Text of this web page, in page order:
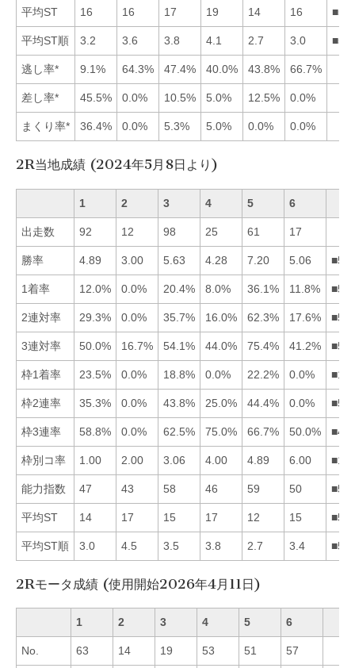
平均ST 16 16 17 19 14 16
平均ST順 3.2 3.6 3.8 4.1 2.7 3.0
逃し率* 9.1% 64.3% 47.4% 40.0% 43.8% 66.7%
差し率* 45.5% 0.0% 10.5% 5.0% 12.5% 0.0%
まくり率* 36.4% 0.0% 5.3% 5.0% 0.0% 0.0%
2R当地成績 (2024年5月8日より)
1 2 3 4 5 6
出走数 92 12 98 25 61 17
勝率 4.89 3.00 5.63 4.28 7.20 5.06
1着率 12.0% 0.0% 20.4% 8.0% 36.1% 11.8%
2連対率 29.3% 0.0% 35.7% 16.0% 62.3% 17.6%
3連対率 50.0% 16.7% 54.1% 44.0% 75.4% 41.2%
枠1着率 23.5% 0.0% 18.8% 0.0% 22.2% 0.0%
枠2連率 35.3% 0.0% 43.8% 25.0% 44.4% 0.0%
枠3連率 58.8% 0.0% 62.5% 75.0% 66.7% 50.0%
枠別コ率 1.00 2.00 3.06 4.00 4.89 6.00
能力指数 47 43 58 46 59 50
平均ST 14 17 15 17 12 15
平均ST順 3.0 4.5 3.5 3.8 2.7 3.4
2Rモータ成績 (使用開始2026年4月11日)
1 2 3 4 5 6
No. 63 14 19 53 51 57